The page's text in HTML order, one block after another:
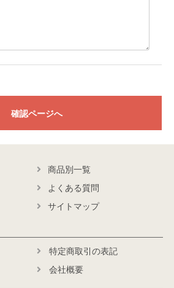
確認ページへ
商品別一覧
よくある質問
サイトマップ
特定商取引の表記
会社概要